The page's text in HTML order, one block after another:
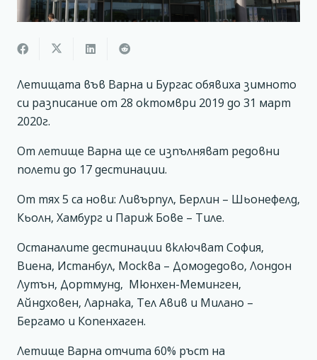
Летищата във Варна и Бургас обявиха зимното
си разписание от 28 октомври 2019 до 31 март
2020г.
От летище Варна ще се изпълняват редовни
полети до 17 дестинации.
От тях 5 са нови: Ливърпул, Берлин – Шьонефелд,
Кьолн, Хамбург и Париж Бове – Тиле.
Останалите дестинации включват София,
Виена, Истанбул, Москва – Домодедово, Лондон
Лутън, Дортмунд, Мюнхен-Меминген,
Айндховен, Ларнака, Тел Авив и Милано –
Бергамо и Копенхаген.
Летище Варна отчита 60% ръст на